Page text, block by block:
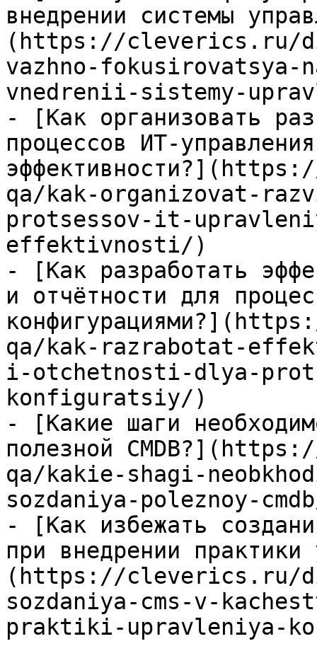
внедрении системы
(https://cleverics.ru/
vazhno-
vnedrenii-sistemy-
- [Как организовать
процессов ИТ-
qa/kak-organizovat-
protsessov-it-
effektivnosti/)
- [Как разработать
и отчётности для
qa/kak-razrabotat-
i-otchetnosti-dlya-
konfiguratsiy/)
- [Какие шаги
полезной
qa/kakie-shagi-
sozdaniya-poleznoy-
- [Как избежать
при внедрении практики
(https://cleverics.ru/
sozdaniya-cms-v-
praktiki-upravleniya-